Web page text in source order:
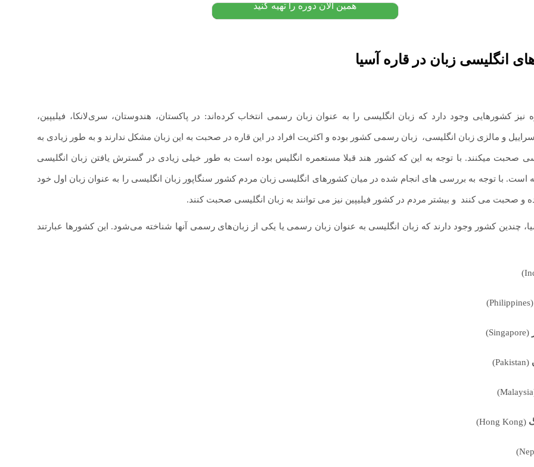
همین الان دوره را تهیه کنید
انگلیسی زبان در قاره آسیا
نیز کشورهایی وجود دارد که زبان انگلیسی را به عنوان زبان رسمی انتخاب کرده‌اند: در پاکستان، هندوستان، سری‌لانکا، فیلیپین،
و مالزی زبان انگلیسی، زبان رسمی کشور بوده و اکثریت افراد در این قاره در صحبت به این زبان مشکل ندارند و به طور زیادی به
صحبت میکنند. با توجه به این که کشور هند قبلا مستعمره انگلیس بوده است به طور خیلی زیادی در گسترش یافتن زبان انگلیسی
است. با توجه به بررسی های انجام شده در میان کشورهای انگلیسی زبان مردم کشور سنگاپور زبان انگلیسی را به عنوان زبان اول خود
و صحبت می کنند و بیشتر مردم در کشور فیلیپین نیز می توانند به زبان انگلیسی صحبت کنند.
چندین کشور وجود دارند که زبان انگلیسی به عنوان زبان رسمی یا یکی از زبان‌های رسمی آنها شناخته می‌شود. این کشورها عبارتند
(Philippines)
(Singapore)
(Pakistan)
(Hong Kong)